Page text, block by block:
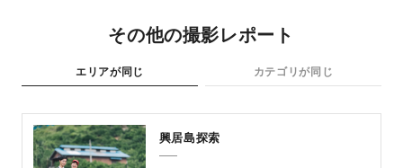
その他の撮影レポート
エリアが同じ カテゴリが同じ
興居島探索